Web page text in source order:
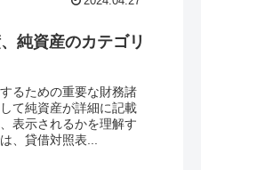
純資産のカテゴリ
るための重要な財務諸
て純資産が詳細に記載
表示されるかを理解す
、貸借対照表...